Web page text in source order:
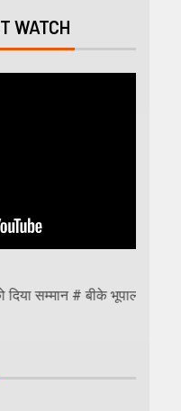
WATCH
भूपाल को राजस्थान